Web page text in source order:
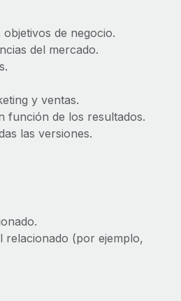
de negocio.
del mercado.
y ventas.
función de los resultados.
las versiones.
(por ejemplo,